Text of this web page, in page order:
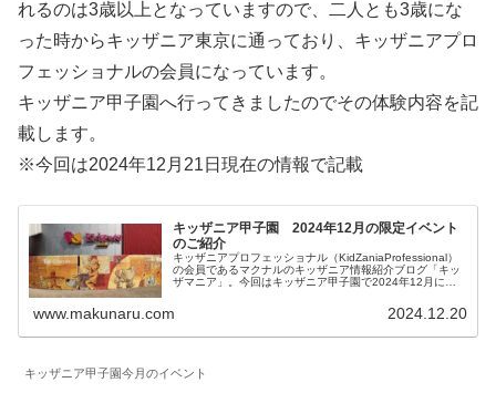
れるのは3歳以上となっていますので、二人とも3歳にな
った時からキッザニア東京に通っており、キッザニアプロ
フェッショナルの会員になっています。
キッザニア甲子園へ行ってきましたのでその体験内容を記
載します。
※今回は2024年12月21日現在の情報で記載
キッザニア甲子園 2024年12月の限定イベント
のご紹介
キッザニアプロフェッショナル（KidZaniaProfessional）
の会員であるマクナルのキッザニア情報紹介ブログ「キッ
ザマニア」。今回はキッザニア甲子園で2024年12月に実
www.makunaru.com 2024.12.20
キッザニア甲子園今月のイベント